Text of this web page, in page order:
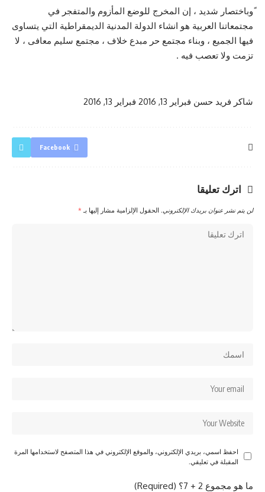
ًوباختصار شديد ، إن المخرج للوضع المأزوم والمتفجر في
مجتمعاتنا العربية هو انشاء الدولة المدنية الديمقراطية التي يتساوى
فيها الجميع ، وبناء مجتمع حر مبدع خلاف ، مجتمع سليم معافى ، لا
تزمت ولا تعصب فيه .
شاكر فريد حسن فبراير 13, 2016 فبراير 13, 2016
Facebook
اترك تعليقا
لن يتم نشر عنوان بريدك الإلكتروني. الحقول الإلزامية مشار إليها بـ *
احفظ اسمي، بريدي الإلكتروني، والموقع الإلكتروني في هذا المتصفح لاستخدامها المرة
المقبلة في تعليقي.
ما هو مجموع 2 + 7؟ (Required)